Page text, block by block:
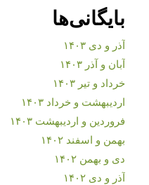
بایگانی‌ها
آذر و دی ۱۴۰۳
آبان و آذر ۱۴۰۳
خرداد و تیر ۱۴۰۳
اردیبهشت و خرداد ۱۴۰۳
فروردین و اردیبهشت ۱۴۰۳
بهمن و اسفند ۱۴۰۲
دی و بهمن ۱۴۰۲
آذر و دی ۱۴۰۲